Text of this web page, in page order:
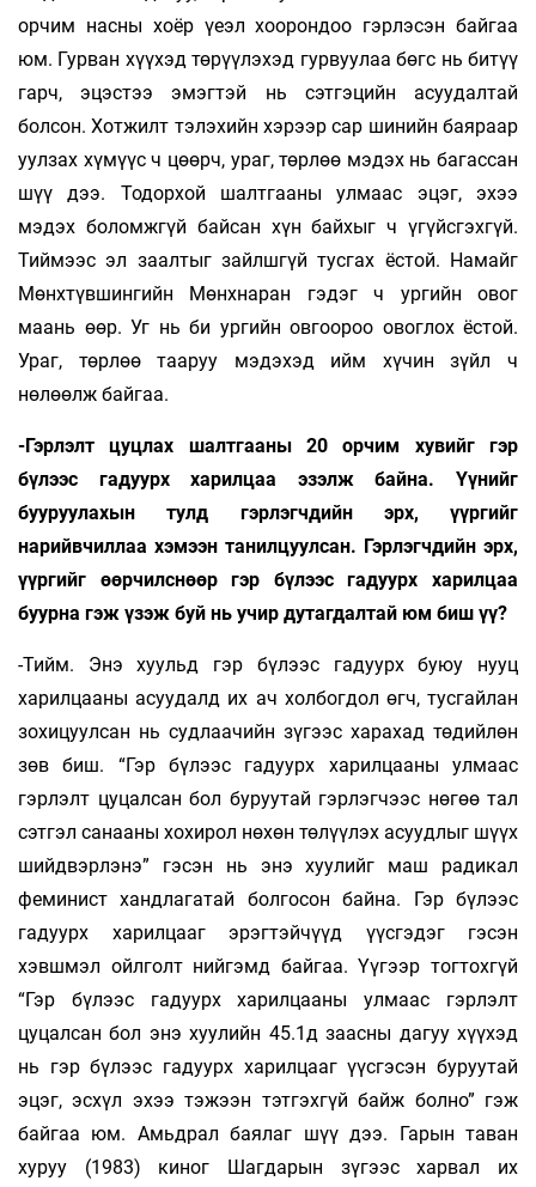
орчим насны хоёр үеэл хоорондоо гэрлэсэн байгаа
юм. Гурван хүүхэд төрүүлэхэд гурвуулаа бөгс нь битүү
гарч, эцэстээ эмэгтэй нь сэтгэцийн асуудалтай
болсон. Хотжилт тэлэхийн хэрээр сар шинийн баяраар
уулзах хүмүүс ч цөөрч, ураг, төрлөө мэдэх нь багассан
шүү дээ. Тодорхой шалтгааны улмаас эцэг, эхээ
мэдэх боломжгүй байсан хүн байхыг ч үгүйсгэхгүй.
Тиймээс эл заалтыг зайлшгүй тусгах ёстой. Намайг
Мөнхтүвшингийн Мөнхнаран гэдэг ч ургийн овог
маань өөр. Уг нь би ургийн овгоороо овоглох ёстой.
Ураг, төрлөө тааруу мэдэхэд ийм хүчин зүйл ч
нөлөөлж байгаа.
-Гэрлэлт цуцлах шалтгааны 20 орчим хувийг гэр
бүлээс гадуурх харилцаа эзэлж байна. Үүнийг
бууруулахын тулд гэрлэгчдийн эрх, үүргийг
нарийвчиллаа хэмээн танилцуулсан. Гэрлэгчдийн эрх,
үүргийг өөрчилснөөр гэр бүлээс гадуурх харилцаа
буурна гэж үзэж буй нь учир дутагдалтай юм биш үү?
-Тийм. Энэ хуульд гэр бүлээс гадуурх буюу нууц
харилцааны асуудалд их ач холбогдол өгч, тусгайлан
зохицуулсан нь судлаачийн зүгээс харахад төдийлөн
зөв биш. “Гэр бүлээс гадуурх харилцааны улмаас
гэрлэлт цуцалсан бол буруутай гэрлэгчээс нөгөө тал
сэтгэл санааны хохирол нөхөн төлүүлэх асуудлыг шүүх
шийдвэрлэнэ” гэсэн нь энэ хуулийг маш радикал
феминист хандлагатай болгосон байна. Гэр бүлээс
гадуурх харилцааг эрэгтэйчүүд үүсгэдэг гэсэн
хэвшмэл ойлголт нийгэмд байгаа. Үүгээр тогтохгүй
“Гэр бүлээс гадуурх харилцааны улмаас гэрлэлт
цуцалсан бол энэ хуулийн 45.1д заасны дагуу хүүхэд
нь гэр бүлээс гадуурх харилцааг үүсгэсэн буруутай
эцэг, эсхүл эхээ тэжээн тэтгэхгүй байж болно” гэж
байгаа юм. Амьдрал баялаг шүү дээ. Гарын таван
хуруу (1983) киног Шагдарын зүгээс харвал их